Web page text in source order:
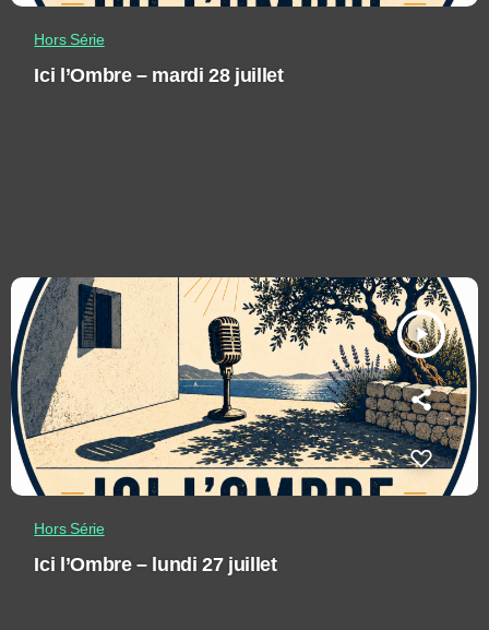
Hors Série
Ici l’Ombre – mardi 28 juillet
play_arrow
Hors Série
Ici l’Ombre – lundi 27 juillet